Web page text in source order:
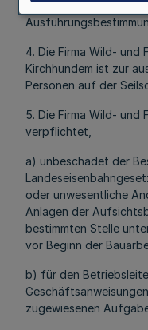
November 1990 - und
4. Die Firma Wild- und
Kirchhundem ist zur
Personen auf der
5. Die Firma Wild- und
verpflichtet,
a) unbeschadet der
oder unwesentliche
Anlagen der
bestimmten Stelle
vor Beginn der
b) für den
zugewiesenen